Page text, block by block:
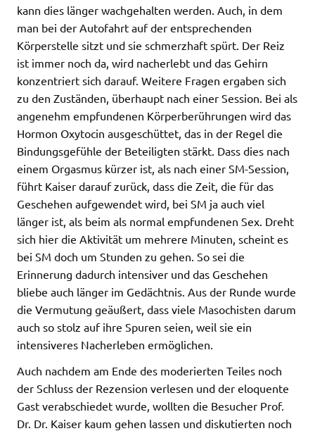
kann dies länger wachgehalten werden. Auch, in dem
man bei der Autofahrt auf der entsprechenden
Körperstelle sitzt und sie schmerzhaft spürt. Der Reiz
ist immer noch da, wird nacherlebt und das Gehirn
konzentriert sich darauf. Weitere Fragen ergaben sich
zu den Zuständen, überhaupt nach einer Session. Bei als
angenehm empfundenen Körperberührungen wird das
Hormon Oxytocin ausgeschüttet, das in der Regel die
Bindungsgefühle der Beteiligten stärkt. Dass dies nach
einem Orgasmus kürzer ist, als nach einer SM-Session,
führt Kaiser darauf zurück, dass die Zeit, die für das
Geschehen aufgewendet wird, bei SM ja auch viel
länger ist, als beim als normal empfundenen Sex. Dreht
sich hier die Aktivität um mehrere Minuten, scheint es
bei SM doch um Stunden zu gehen. So sei die
Erinnerung dadurch intensiver und das Geschehen
bliebe auch länger im Gedächtnis. Aus der Runde wurde
die Vermutung geäußert, dass viele Masochisten darum
auch so stolz auf ihre Spuren seien, weil sie ein
intensiveres Nacherleben ermöglichen.
Auch nachdem am Ende des moderierten Teiles noch
der Schluss der Rezension verlesen und der eloquente
Gast verabschiedet wurde, wollten die Besucher Prof.
Dr. Dr. Kaiser kaum gehen lassen und diskutierten noch